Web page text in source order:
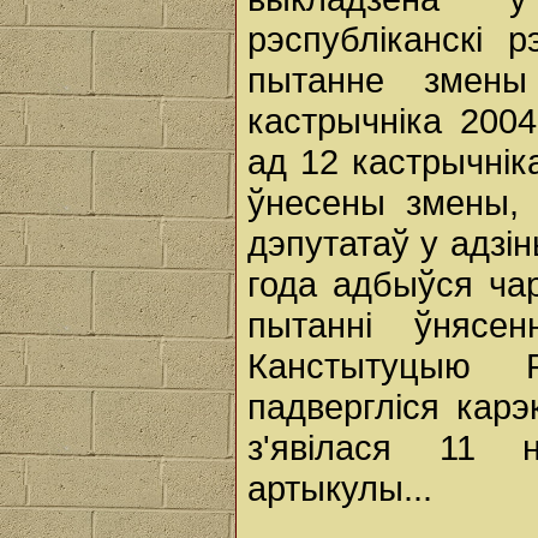
пытанне
кастрычніка
ад 12
ўнесены змены,
дэпутатаў у
года адбыўся
пытанні
Канстытуцыю
падвергліся
з'явілася 11
артыкулы...